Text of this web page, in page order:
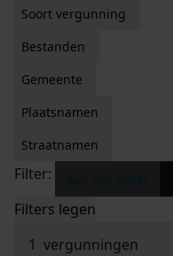
Soort vergunning
Bestanden
Gemeente
Plaatsnamen
Straatnamen
Filter:
Filters legen
1 vergunningen